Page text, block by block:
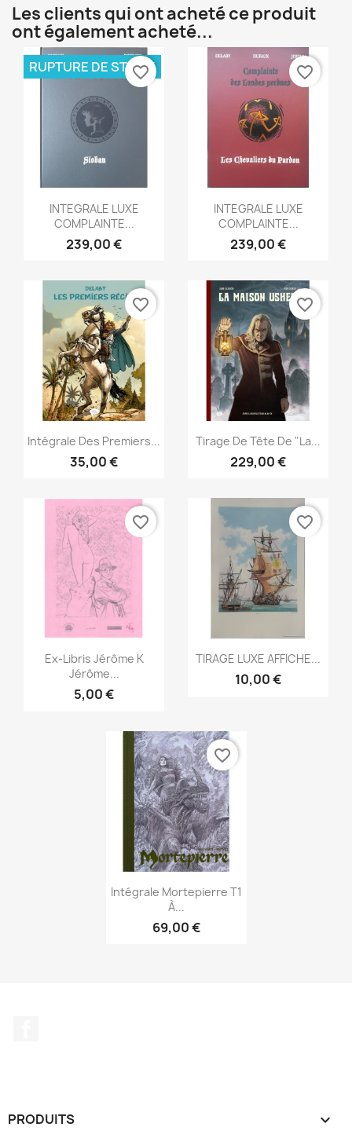
Les clients qui ont acheté ce produit
ont également acheté...
Aperçu rapide
INTEGRALE LUXE
COMPLAINTE...
239,00 €
RUPTURE DE STOCK
favorite_border
Aperçu rapide
INTEGRALE LUXE
COMPLAINTE...
239,00 €
favorite_border
Aperçu rapide
Intégrale Des Premiers...
35,00 €
favorite_border
Aperçu rapide
Tirage De Tête De "La...
229,00 €
favorite_border
Aperçu rapide
Ex-Libris Jérôme K
Jérôme...
5,00 €
favorite_border
Aperçu rapide
TIRAGE LUXE AFFICHE...
10,00 €
favorite_border
Aperçu rapide
Intégrale Mortepierre T1
À...
69,00 €
favorite_border
PRODUITS 